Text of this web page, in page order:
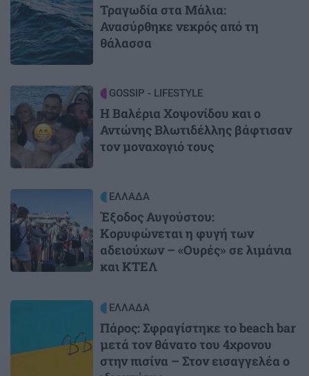
Τραγωδία στα Μάλια:
Ανασύρθηκε νεκρός από τη
θάλασσα
Image GOSSIP - LIFESTYLE
Η Βαλέρια Χοψονίδου και ο
Αντώνης Βλωτιδέλλης βάφτισαν
τον μοναχογιό τους
ΕΛΛΑΔΑ
Έξοδος Αυγούστου:
Κορυφώνεται η φυγή των
αδειούχων – «Ουρές» σε λιμάνια
και ΚΤΕΛ
ΕΛΛΑΔΑ
Πάρος: Σφραγίστηκε το beach bar
μετά τον θάνατο του 4χρονου
στην πισίνα – Στον εισαγγελέα ο